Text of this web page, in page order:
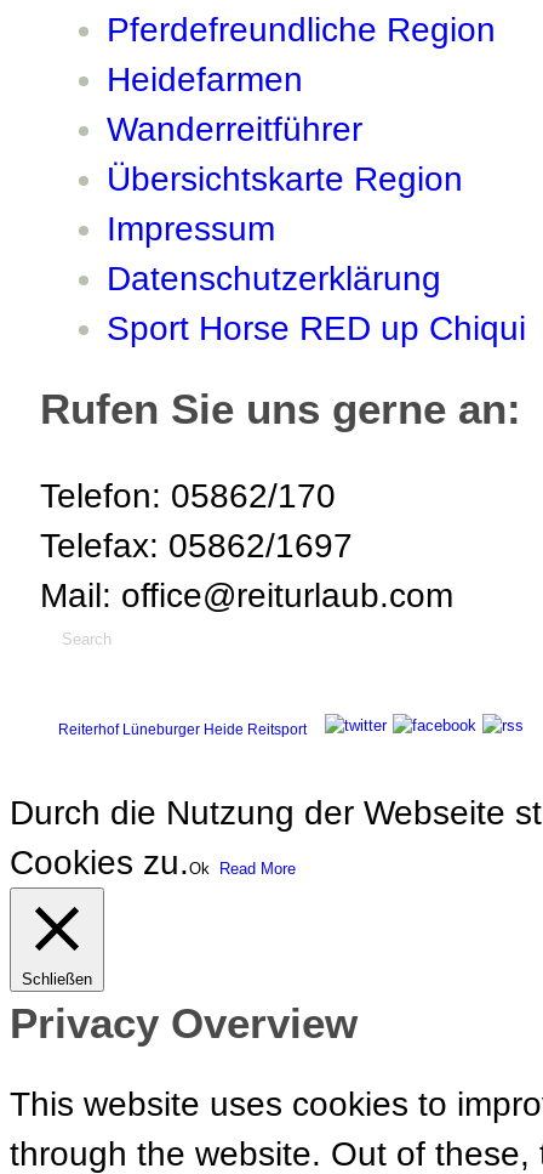
Pferdefreundliche Region
Heidefarmen
Wanderreitführer
Übersichtskarte Region
Impressum
Datenschutzerklärung
Sport Horse RED up Chiqui
Rufen Sie uns gerne an:
Telefon: 05862/170
Telefax: 05862/1697
Mail: office@reiturlaub.com
Reiterhof Lüneburger Heide Reitsport
Durch die Nutzung der Webseite
Cookies zu.Ok Read More
Schließen
Privacy Overview
This website uses cookies to
through the website. Out of